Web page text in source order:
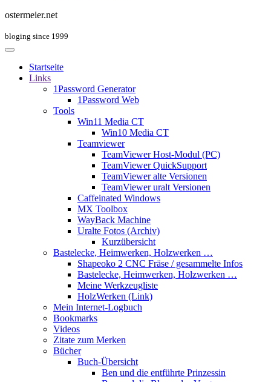
ostermeier.net
bloging since 1999
Startseite
Links
1Password Generator
1Password Web
Tools
Win11 Media CT
Win10 Media CT
Teamviewer
TeamViewer Host-Modul (PC)
TeamViewer QuickSupport
TeamViewer alte Versionen
TeamViewer uralt Versionen
Caffeinated Windows
MX Toolbox
WayBack Machine
Uralte Fotos (Archiv)
Kurzübersicht
Bastelecke, Heimwerken, Holzwerken …
Shapeoko 2 CNC Fräse / gesammelte Infos
Bastelecke, Heimwerken, Holzwerken …
Meine Werkzeugliste
HolzWerken (Link)
Mein Internet-Logbuch
Bookmarks
Videos
Zitate zum Merken
Bücher
Buch-Übersicht
Ben und die entführte Prinzessin